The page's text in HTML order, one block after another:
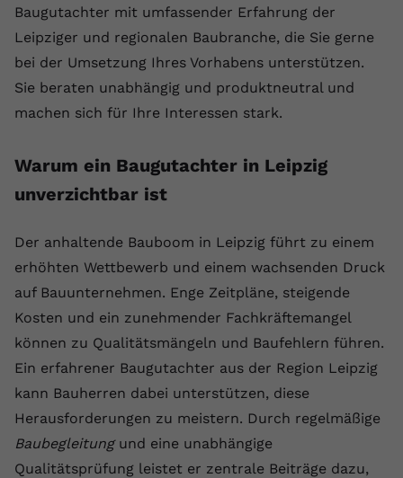
Baugutachter mit umfassender Erfahrung der
Leipziger und regionalen Baubranche, die Sie gerne
bei der Umsetzung Ihres Vorhabens unterstützen.
Sie beraten unabhängig und produktneutral und
machen sich für Ihre Interessen stark.
Warum ein Baugutachter in Leipzig
unverzichtbar ist
Der anhaltende Bauboom in Leipzig führt zu einem
erhöhten Wettbewerb und einem wachsenden Druck
auf Bauunternehmen. Enge Zeitpläne, steigende
Kosten und ein zunehmender Fachkräftemangel
können zu Qualitätsmängeln und Baufehlern führen.
Ein erfahrener Baugutachter aus der Region Leipzig
kann Bauherren dabei unterstützen, diese
Herausforderungen zu meistern. Durch regelmäßige
Baubegleitungund eine unabhängige
Qualitätsprüfung leistet er zentrale Beiträge dazu,